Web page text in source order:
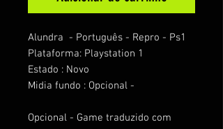
Alundra - Português - Repro - Ps1
Plataforma: Playstation 1
Estado : Novo
Midia fundo : Opcional -
Opcional - Game traduzido com